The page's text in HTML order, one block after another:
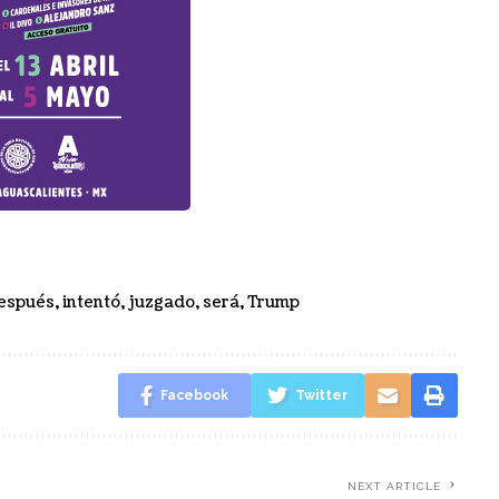
,intentó, juzgado, será,Trump
Facebook Twitter
NEXT ARTICLE